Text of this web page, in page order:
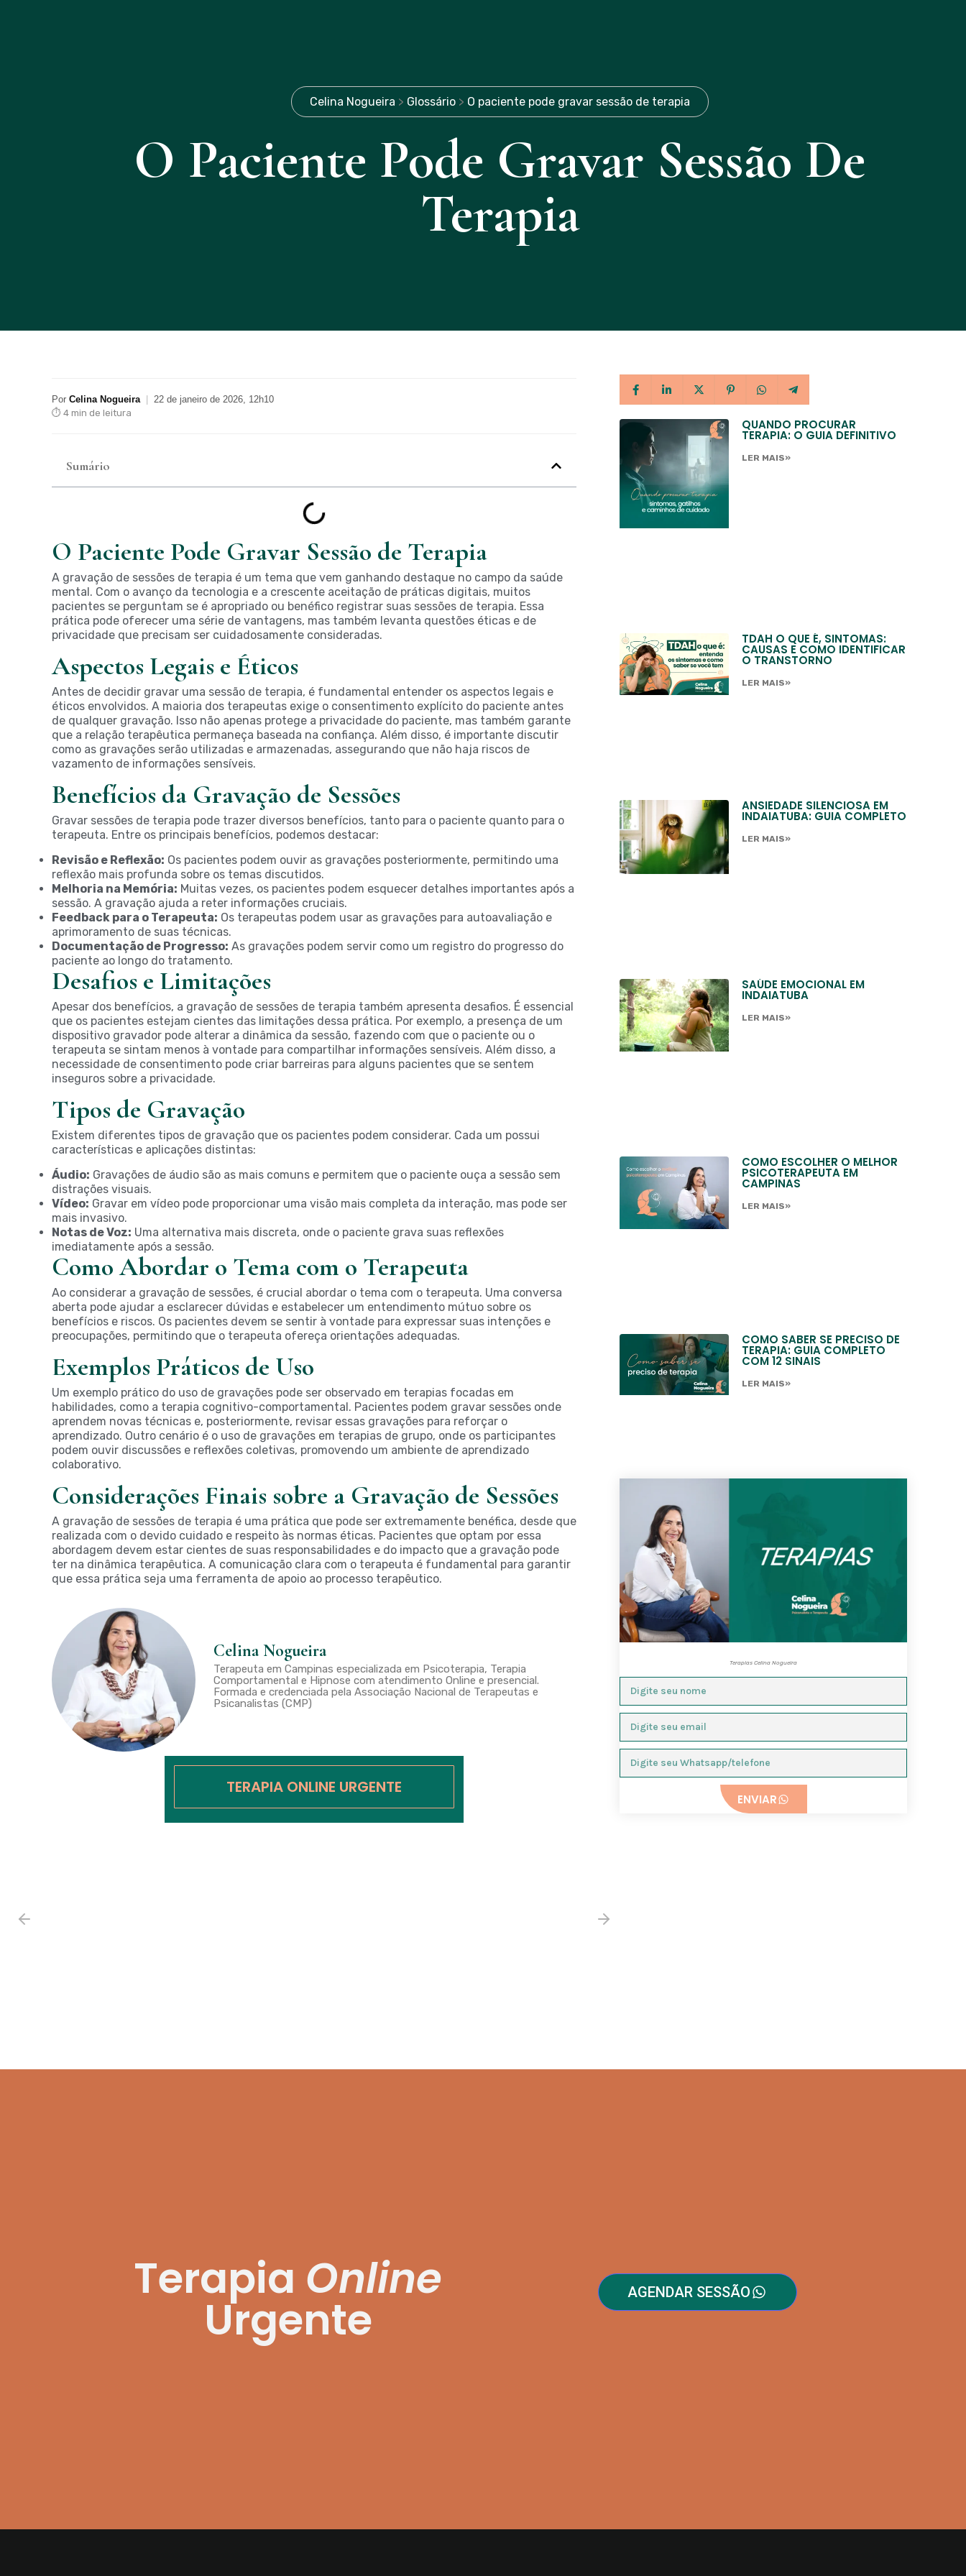
Celina Nogueira > Glossário> O paciente pode gravar sessão de terapia
O Paciente Pode Gravar Sessão De
Terapia
Por Celina Nogueira
22 de janeiro de 2026, 12h10
⏱ 4 min de leitura
Sumário
O Paciente Pode Gravar Sessão de Terapia
A gravação de sessões de terapia é um tema que vem ganhando destaque no campo da saúde
mental. Com o avanço da tecnologia e a crescente aceitação de práticas digitais, muitos
pacientes se perguntam se é apropriado ou benéfico registrar suas sessões de terapia. Essa
prática pode oferecer uma série de vantagens, mas também levanta questões éticas e de
privacidade que precisam ser cuidadosamente consideradas.
Aspectos Legais e Éticos
Antes de decidir gravar uma sessão de terapia, é fundamental entender os aspectos legais e
éticos envolvidos. A maioria dos terapeutas exige o consentimento explícito do paciente antes
de qualquer gravação. Isso não apenas protege a privacidade do paciente, mas também garante
que a relação terapêutica permaneça baseada na confiança. Além disso, é importante discutir
como as gravações serão utilizadas e armazenadas, assegurando que não haja riscos de
vazamento de informações sensíveis.
Benefícios da Gravação de Sessões
Gravar sessões de terapia pode trazer diversos benefícios, tanto para o paciente quanto para o
terapeuta. Entre os principais benefícios, podemos destacar:
Revisão e Reflexão: Os pacientes podem ouvir as gravações posteriormente, permitindo uma
reflexão mais profunda sobre os temas discutidos.
Melhoria na Memória: Muitas vezes, os pacientes podem esquecer detalhes importantes após a
sessão. A gravação ajuda a reter informações cruciais.
Feedback para o Terapeuta: Os terapeutas podem usar as gravações para autoavaliação e
aprimoramento de suas técnicas.
Documentação de Progresso: As gravações podem servir como um registro do progresso do
paciente ao longo do tratamento.
Desafios e Limitações
Apesar dos benefícios, a gravação de sessões de terapia também apresenta desafios. É essencial
que os pacientes estejam cientes das limitações dessa prática. Por exemplo, a presença de um
dispositivo gravador pode alterar a dinâmica da sessão, fazendo com que o paciente ou o
terapeuta se sintam menos à vontade para compartilhar informações sensíveis. Além disso, a
necessidade de consentimento pode criar barreiras para alguns pacientes que se sentem
inseguros sobre a privacidade.
Tipos de Gravação
Existem diferentes tipos de gravação que os pacientes podem considerar. Cada um possui
características e aplicações distintas:
Áudio: Gravações de áudio são as mais comuns e permitem que o paciente ouça a sessão sem
distrações visuais.
Vídeo: Gravar em vídeo pode proporcionar uma visão mais completa da interação, mas pode ser
mais invasivo.
Notas de Voz: Uma alternativa mais discreta, onde o paciente grava suas reflexões
imediatamente após a sessão.
Como Abordar o Tema com o Terapeuta
Ao considerar a gravação de sessões, é crucial abordar o tema com o terapeuta. Uma conversa
aberta pode ajudar a esclarecer dúvidas e estabelecer um entendimento mútuo sobre os
benefícios e riscos. Os pacientes devem se sentir à vontade para expressar suas intenções e
preocupações, permitindo que o terapeuta ofereça orientações adequadas.
Exemplos Práticos de Uso
Um exemplo prático do uso de gravações pode ser observado em terapias focadas em
habilidades, como a terapia cognitivo-comportamental. Pacientes podem gravar sessões onde
aprendem novas técnicas e, posteriormente, revisar essas gravações para reforçar o
aprendizado. Outro cenário é o uso de gravações em terapias de grupo, onde os participantes
podem ouvir discussões e reflexões coletivas, promovendo um ambiente de aprendizado
colaborativo.
Considerações Finais sobre a Gravação de Sessões
A gravação de sessões de terapia é uma prática que pode ser extremamente benéfica, desde que
realizada com o devido cuidado e respeito às normas éticas. Pacientes que optam por essa
abordagem devem estar cientes de suas responsabilidades e do impacto que a gravação pode
ter na dinâmica terapêutica. A comunicação clara com o terapeuta é fundamental para garantir
que essa prática seja uma ferramenta de apoio ao processo terapêutico.
Celina Nogueira
Terapeuta em Campinas especializada em Psicoterapia, Terapia
Comportamental e Hipnose com atendimento Online e presencial.
Formada e credenciada pela Associação Nacional de Terapeutas e
Psicanalistas (CMP)
TERAPIA ONLINE URGENTE
QUANDO PROCURAR
TERAPIA: O GUIA DEFINITIVO
LER MAIS»
TDAH O QUE É, SINTOMAS:
CAUSAS E COMO IDENTIFICAR
O TRANSTORNO
LER MAIS»
ANSIEDADE SILENCIOSA EM
INDAIATUBA: GUIA COMPLETO
LER MAIS»
SAÚDE EMOCIONAL EM
INDAIATUBA
LER MAIS»
COMO ESCOLHER O MELHOR
PSICOTERAPEUTA EM
CAMPINAS
LER MAIS»
COMO SABER SE PRECISO DE
TERAPIA: GUIA COMPLETO
COM 12 SINAIS
LER MAIS»
Terapias Celina Nogueira
ENVIAR
Terapia Online
Urgente AGENDAR SESSÃO